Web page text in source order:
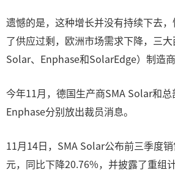
遗憾的是，这种增长并没有持续下去
了供应过剩，欧洲市场需求下降，三
Solar、Enphase和SolarEdge）制造
今年11月，德国生产商SMA Solar和
Enphase分别放出裁员消息。
11月14日，SMA Solar公布前三季度
元，同比下降20.76%，并披露了重组